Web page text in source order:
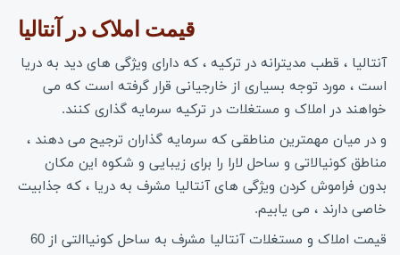
قیمت املاک در آنتالیا
آنتالیا ، قطب مدیترانه در ترکیه ، که دارای ویژگی های دید به دریا
است ، مورد توجه بسیاری از خارجیانی قرار گرفته است که می
خواهند در املاک و مستغلات در ترکیه سرمایه گذاری کنند.
و در میان مهمترین مناطقی که سرمایه گذاران ترجیح می دهند ،
مناطق کونیالاتی و ساحل لارا را برای زیبایی و شکوه این مکان
بدون فراموش کردن ویژگی های آنتالیا مشرف به دریا ، که جذابیت
خاصی دارند ، می یابیم.
قیمت املاک و مستغلات آنتالیا مشرف به ساحل کونیاالتی از 60